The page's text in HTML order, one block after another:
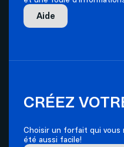
Aide
CRÉEZ
Choisir un forfait qui vous
été aussi facile!